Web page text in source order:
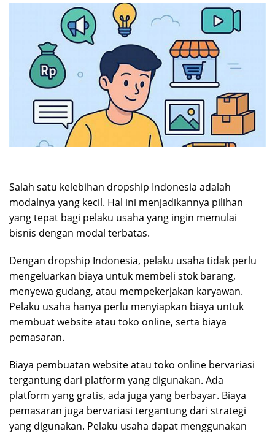
Salah satu kelebihan dropship Indonesia adalah
modalnya yang kecil. Hal ini menjadikannya pilihan
yang tepat bagi pelaku usaha yang ingin memulai
bisnis dengan modal terbatas.
Dengan dropship Indonesia, pelaku usaha tidak perlu
mengeluarkan biaya untuk membeli stok barang,
menyewa gudang, atau mempekerjakan karyawan.
Pelaku usaha hanya perlu menyiapkan biaya untuk
membuat website atau toko online, serta biaya
pemasaran.
Biaya pembuatan website atau toko online bervariasi
tergantung dari platform yang digunakan. Ada
platform yang gratis, ada juga yang berbayar. Biaya
pemasaran juga bervariasi tergantung dari strategi
yang digunakan. Pelaku usaha dapat menggunakan